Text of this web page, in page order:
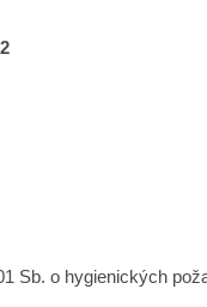
Sb. o hygienických